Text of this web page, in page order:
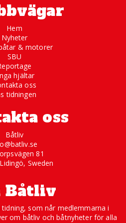
Hem
Nyheter
& motorer
SBU
hjältar
oss
tidningen
oss
Båtliv
81
Sweden
Båtliv
som når medlemmarna i
om båtliv och båtnyheter för alla